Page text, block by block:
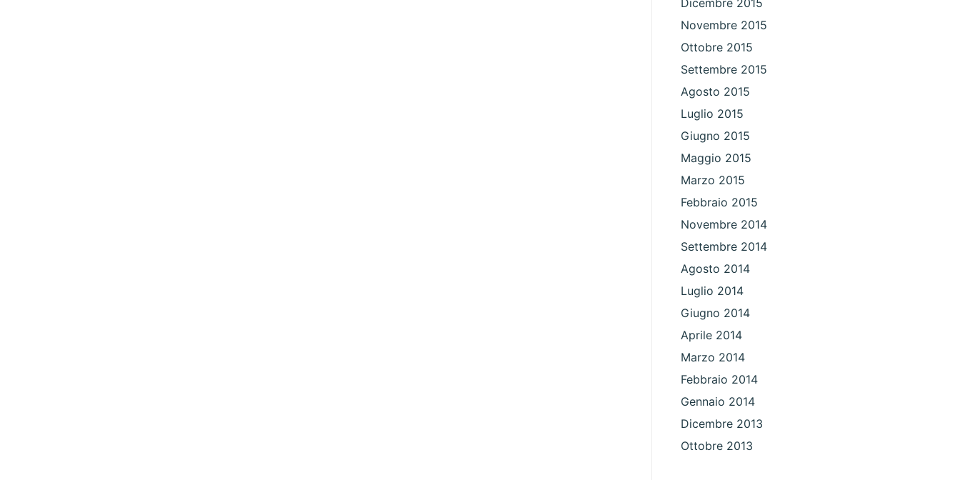
Dicembre 2015
Novembre 2015
Ottobre 2015
Settembre 2015
Agosto 2015
Luglio 2015
Giugno 2015
Maggio 2015
Marzo 2015
Febbraio 2015
Novembre 2014
Settembre 2014
Agosto 2014
Luglio 2014
Giugno 2014
Aprile 2014
Marzo 2014
Febbraio 2014
Gennaio 2014
Dicembre 2013
Ottobre 2013